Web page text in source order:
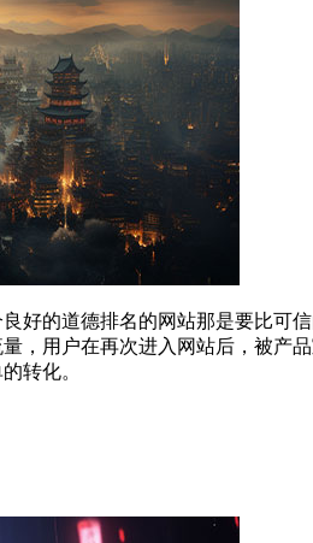
好的道德排名的网站那是要比可
，用户在再次进入网站后，被产
转化。